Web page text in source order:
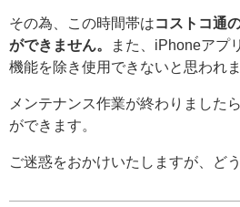
その為、この時間帯はコストコ通
ができません。
また、iPhoneアプ
機能を除き使用できないと思われま
メンテナンス作業が終わりました
ができます。
ご迷惑をおかけいたしますが、ど